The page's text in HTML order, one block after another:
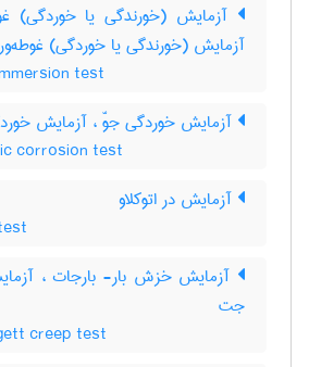
آزمایش (خورندگی یا خوردگی)
آزمایش (خورندگی یا خوردگی)
test
آزمایش خوردگی جوّ ، آزمایش
corrosion test
آزمایش در اتوکلاو
آزمایش خزش بار- بارجات ،
جت
creep test